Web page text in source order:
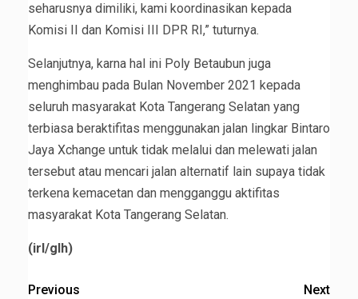
seharusnya dimiliki, kami koordinasikan kepada
Komisi II dan Komisi III DPR RI,” tuturnya.
Selanjutnya, karna hal ini Poly Betaubun juga
menghimbau pada Bulan November 2021 kepada
seluruh masyarakat Kota Tangerang Selatan yang
terbiasa beraktifitas menggunakan jalan lingkar Bintaro
Jaya Xchange untuk tidak melalui dan melewati jalan
tersebut atau mencari jalan alternatif lain supaya tidak
terkena kemacetan dan mengganggu aktifitas
masyarakat Kota Tangerang Selatan.
(irl/glh)
Previous
Next